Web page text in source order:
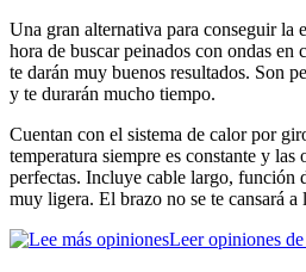
Una gran alternativa para conseguir la
hora de buscar peinados con ondas en
te darán muy buenos resultados. Son
y te durarán mucho tiempo.
Cuentan con el sistema de calor por
temperatura siempre es constante y las
perfectas. Incluye cable largo, función
muy ligera. El brazo no se te cansará a
Leer opiniones